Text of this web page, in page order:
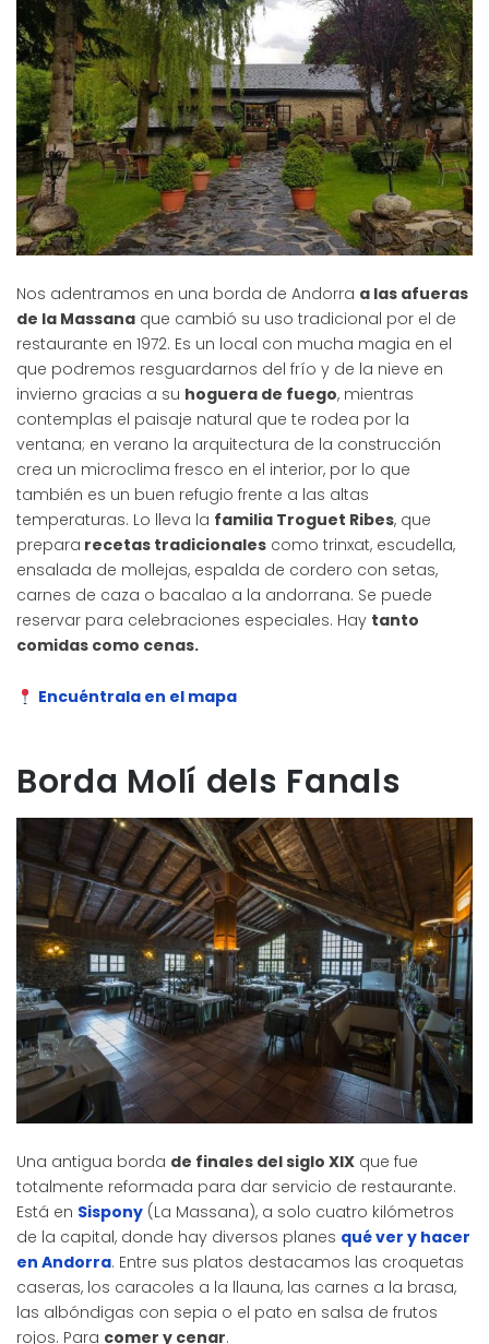
Nos adentramos en una borda de Andorra a las afueras
de la Massana que cambió su uso tradicional por el de
restaurante en 1972. Es un local con mucha magia en el
que podremos resguardarnos del frío y de la nieve en
invierno gracias a su hoguera de fuego, mientras
contemplas el paisaje natural que te rodea por la
ventana; en verano la arquitectura de la construcción
crea un microclima fresco en el interior, por lo que
también es un buen refugio frente a las altas
temperaturas. Lo lleva la familia Troguet Ribes, que
prepara recetas tradicionales como trinxat, escudella,
ensalada de mollejas, espalda de cordero con setas,
carnes de caza o bacalao a la andorrana. Se puede
reservar para celebraciones especiales. Hay tanto
comidas como cenas.
Encuéntrala en el mapa
Borda Molí dels Fanals
Una antigua borda de finales del siglo XIX que fue
totalmente reformada para dar servicio de restaurante.
Está en Sispony (La Massana), a solo cuatro kilómetros
de la capital, donde hay diversos planes qué ver y hacer
en Andorra. Entre sus platos destacamos las croquetas
caseras, los caracoles a la llauna, las carnes a la brasa,
las albóndigas con sepia o el pato en salsa de frutos
rojos. Para comer y cenar.